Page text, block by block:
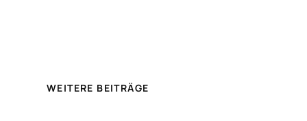
WEITERE BEITRÄGE